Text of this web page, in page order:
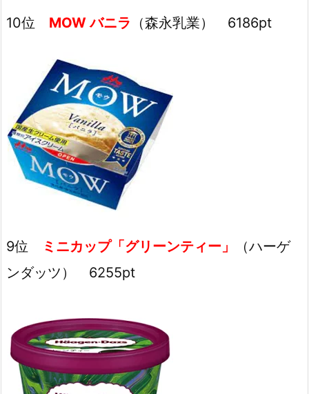
10位 MOW バニラ （森永乳業） 6186pt
9位 ミニカップ「グリーンティー」
（ハーゲ
ンダッツ） 6255pt